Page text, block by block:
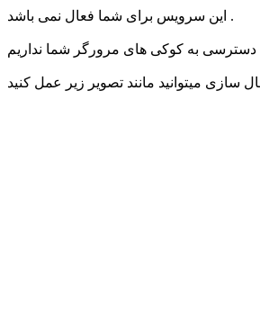
این سرویس برای شما فعال نمی باشد .
دسترسی به کوکی های مرورگر شما نداریم
سازی میتوانید مانند تصویر زیر عمل کنید